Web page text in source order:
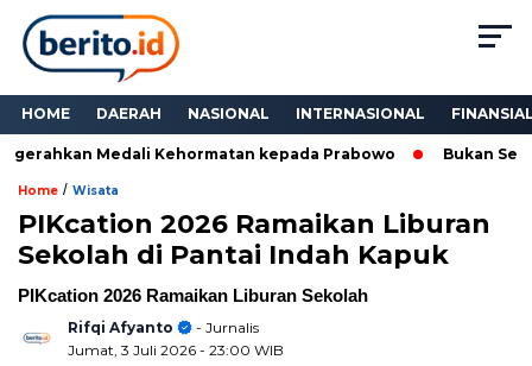
HOME DAERAH NASIONAL INTERNASIONAL
Medali Kehormatan kepada Prabowo Bukan
Home / Wisata
PIKcation 2026 Ramaikan Liburan
Sekolah di Pantai Indah Kapuk
PIKcation 2026 Ramaikan Liburan Sekolah
Rifqi Afyanto
- Jurnalis
Jumat, 3 Juli 2026 - 23:00 WIB